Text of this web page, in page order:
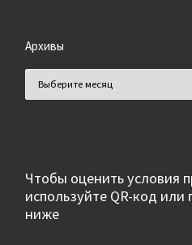
Архивы
Чтобы оценить условия
используйте QR-код или
ниже